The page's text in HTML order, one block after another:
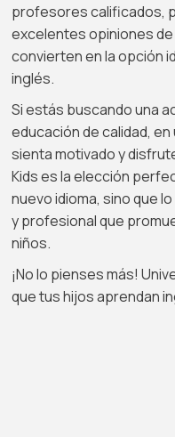
profesores calificados,
excelentes opiniones
convierten en la opción
inglés.
Si estás buscando una
educación de calidad,
sienta motivado y
Kids es la elección
nuevo idioma, sino que
y profesional que
niños.
¡No lo pienses más!
que tus hijos aprendan